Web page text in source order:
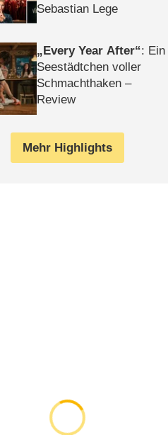
Sebastian Lege
Every Year After : Ein
Seestädtchen voller
Schmachthaken –
Review
Mehr Highlights